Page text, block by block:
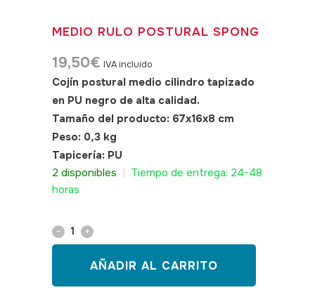
MEDIO RULO POSTURAL SPONG
19,50€ IVA incluido
Cojín postural medio cilindro tapizado
en PU negro de alta calidad.
Tamaño del producto: 67x16x8 cm
Peso: 0,3 kg
Tapicería: PU
2 disponibles
Tiempo de entrega: 24-48
horas
Medio
postural
AÑADIR AL CARRITO